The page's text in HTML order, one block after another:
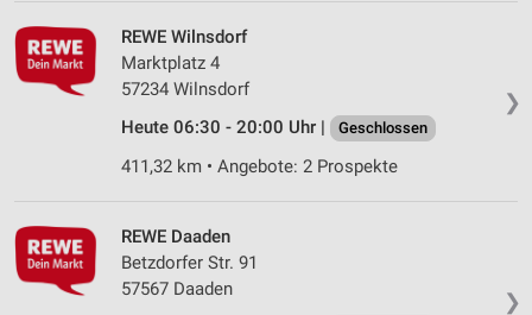
❯
REWE Wilnsdorf
Marktplatz 4
57234 Wilnsdorf
Heute 06:30 - 20:00 Uhr |
Geschlossen
411,32 km • Angebote: 2 Prospekte
❯
REWE Daaden
Betzdorfer Str. 91
57567 Daaden